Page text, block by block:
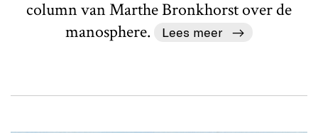
column van Marthe Bronkhorst over de
manosphere.
Lees meer